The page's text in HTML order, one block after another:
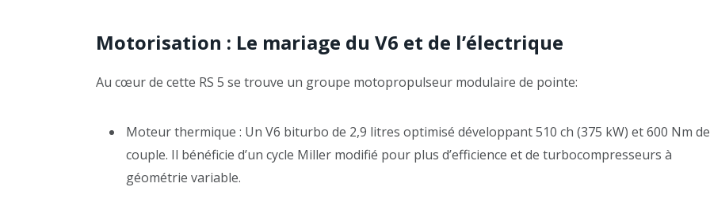
Motorisation : Le mariage du V6 et de l’électrique
Au cœur de cette RS 5 se trouve un groupe motopropulseur modulaire de pointe:
Moteur thermique : Un V6 biturbo de 2,9 litres optimisé développant 510 ch (375 kW) et 600 Nm de
couple. Il bénéficie d’un cycle Miller modifié pour plus d’efficience et de turbocompresseurs à
géométrie variable.